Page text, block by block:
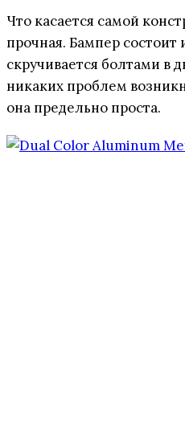
Что касается самой
прочная. Бампер состоит
скручивается болтами в
никаких проблем
она предельно проста.